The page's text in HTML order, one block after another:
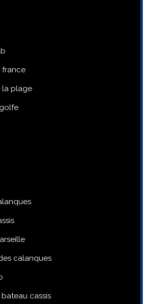
france
la plage
calanques
cassis